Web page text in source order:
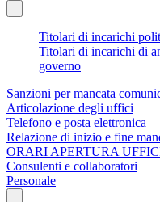
Titolari di incarichi
Titolari di incarichi di
governo
Sanzioni per mancata
Articolazione degli uffici
Telefono e posta elettronica
Relazione di inizio e fine
ORARI APERTURA
Consulenti e collaboratori
Personale